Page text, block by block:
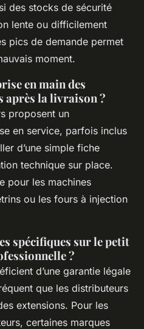
des stocks de sécurité
lente ou difficilement
pics de demande permet
moment.
en main des
après la livraison ?
proposent un
en service, parfois inclus
d’une simple fiche
technique sur place.
pour les machines
ou les fours à injection
spécifiques sur le petit
?
d’une garantie légale
que les distributeurs
extensions. Pour les
certaines marques